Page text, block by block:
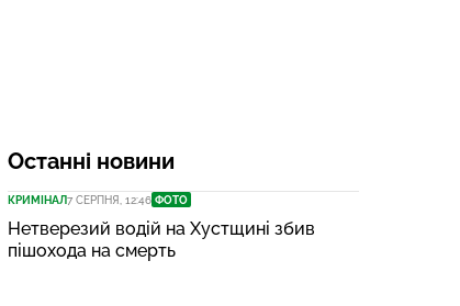
Останні новини
КРИМІНАЛ7 СЕРПНЯ, 12:46 ФОТО
Нетверезий водій на Хустщині збив
пішохода на смерть